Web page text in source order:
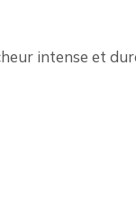
intense et